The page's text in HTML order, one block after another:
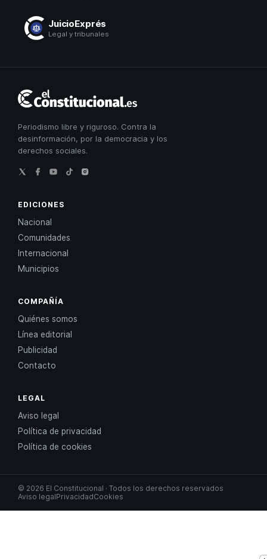
JuicioExprés
Legal y tribunales
Constitucional
Periodismo libre y riguroso. Contra la
desinformación, por la democracia y los
derechos sociales.
EDICIONES
Nacional
Comunidades
Internacional
Municipios
COMPAÑÍA
Quiénes somos
Línea editorial
Publicidad
Contacto
LEGAL
Aviso legal
Política de privacidad
Política de cookies
© 2026 El Constitucional · Todos los derechos reservados
Aviso legalPrivacidadCookies